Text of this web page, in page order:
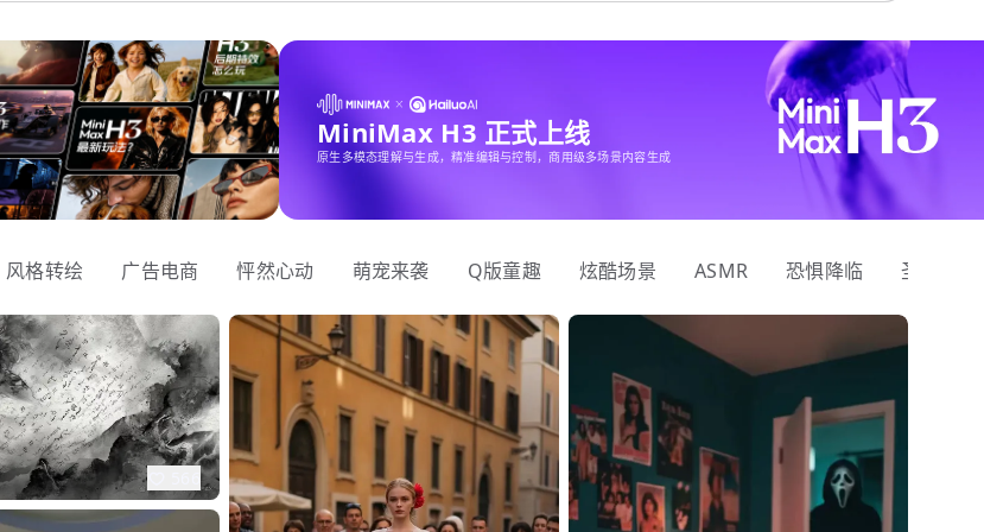
MiniMax H3 正式上线
原生多模态理解与生成，精准编辑与控制，商用级多场景内容生成
风格转绘 广告电商 怦然心动 萌宠来袭 Q版童趣 炫酷场景 ASMR 恐惧降临 圣诞狂欢